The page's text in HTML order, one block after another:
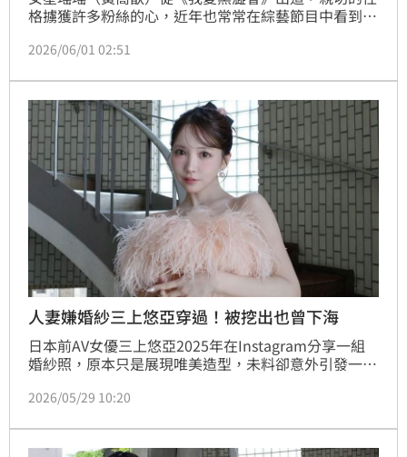
格擄獲許多粉絲的心，近年也常常在綜藝節目中看到她
瑤，今（1日）無預警曬出身穿絕美婚紗的畫面，害羞
2026/06/01 02:51
人妻嫌婚紗三上悠亞穿過！被挖出也曾下海
日本前AV女優三上悠亞2025年在Instagram分享一組
婚紗照，原本只是展現唯美造型，未料卻意外引發一場
禮服曾由三上悠亞穿過後，公開表達不滿，相關發言迅
論。
2026/05/29 10:20